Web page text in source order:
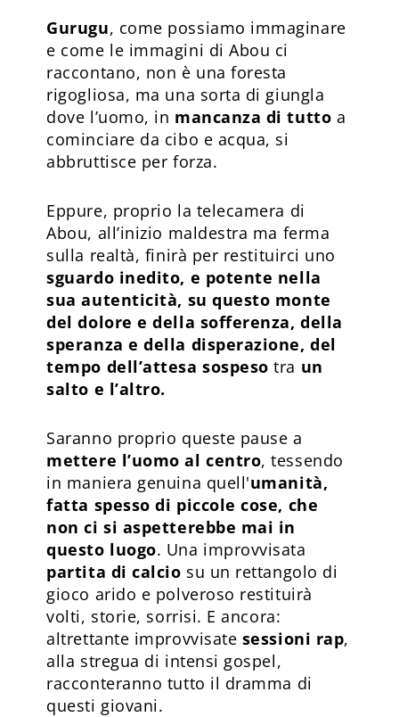
Gurugu, come possiamo immaginare
e come le immagini di Abou ci
raccontano, non è una foresta
rigogliosa, ma una sorta di giungla
dove l’uomo, in mancanza di tutto a
cominciare da cibo e acqua, si
abbruttisce per forza.
Eppure, proprio la telecamera di
Abou, all’inizio maldestra ma ferma
sulla realtà, finirà per restituirci uno
sguardo inedito, e potente nella
sua autenticità, su questo monte
del dolore e della sofferenza, della
speranza e della disperazione, del
tempo dell’attesa sospeso tra un
salto e l’altro.
Saranno proprio queste pause a
mettere l’uomo al centro, tessendo
in maniera genuina quell'umanità,
fatta spesso di piccole cose, che
non ci si aspetterebbe mai in
questo luogo. Una improvvisata
partita di calcio su un rettangolo di
gioco arido e polveroso restituirà
volti, storie, sorrisi. E ancora:
altrettante improvvisate sessioni rap,
alla stregua di intensi gospel,
racconteranno tutto il dramma di
questi giovani.